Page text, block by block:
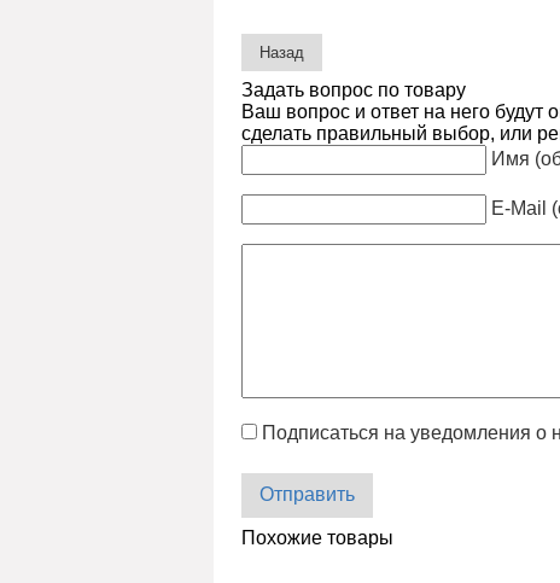
Задать вопрос по товару
Ваш вопрос и ответ на него
сделать правильный выбор, или
Имя
E-Mail
Подписаться на уведомления о
Отправить
Похожие товары